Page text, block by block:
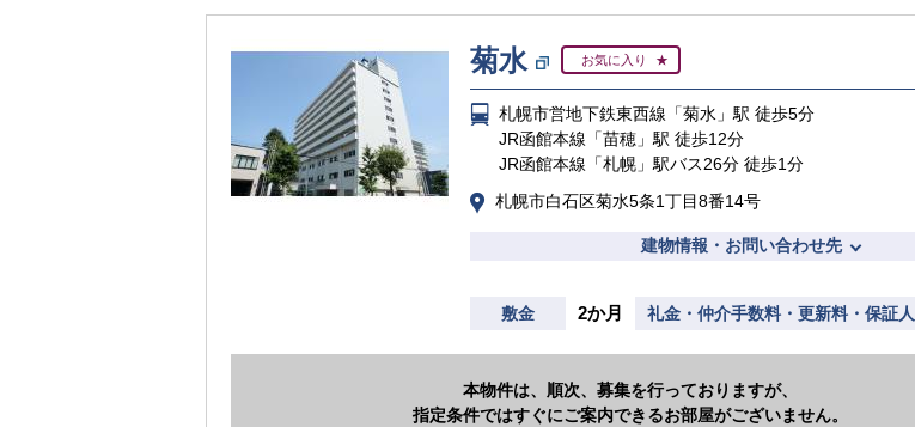
菊水 お気に入り
札幌市営地下鉄東西線「菊水」駅 徒歩5分
JR函館本線「苗穂」駅 徒歩12分
JR函館本線「札幌」駅バス26分 徒歩1分
札幌市白石区菊水5条1丁目8番14号
建物情報・お問い合わせ先
敷金 2か月 礼金・仲介手数料・更新料・保証人
本物件は、順次、募集を行っておりますが、
指定条件ではすぐにご案内できるお部屋がございません。